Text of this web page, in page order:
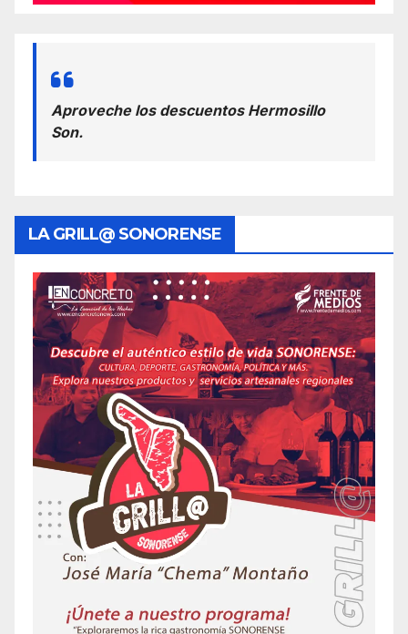
Aproveche los descuentos Hermosillo
Son.
LA GRILL@ SONORENSE